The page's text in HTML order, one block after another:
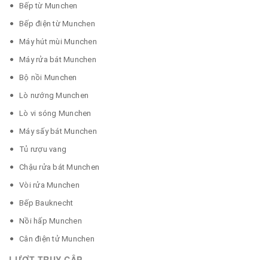
Bếp từ Munchen
Bếp điện từ Munchen
Máy hút mùi Munchen
Máy rửa bát Munchen
Bộ nồi Munchen
Lò nướng Munchen
Lò vi sóng Munchen
Máy sấy bát Munchen
Tủ rượu vang
Chậu rửa bát Munchen
Vòi rửa Munchen
Bếp Bauknecht
Nồi hấp Munchen
Cân điện tử Munchen